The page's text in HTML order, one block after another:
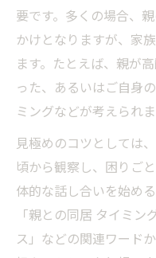
要です。多くの場合、
かけとなりますが、家
ます。たとえば、親が
った、あるいはご自身
ミングなどが考えられま
見極めのコツとしては
頃から観察し、困りご
体的な話し合いを始め
「親との同居 タイミ
ス」などの関連ワード